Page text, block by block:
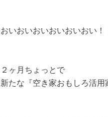
おいおいおいおいおいおい！
２ヶ月ちょっとで
新たな『空き家おもしろ活用